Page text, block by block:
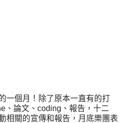
一個月！除了原本一直有的打
、論文、coding、報告，十二
相關的宣傳和報告，月底樂團表